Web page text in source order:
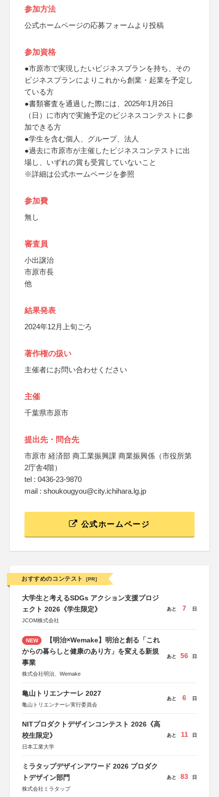
参加方法
公式ホームページの応募フォームより投稿
参加資格
●市原市で実現したいビジネスプランを持ち、その
ビジネスプランによりこれから創業・起業を予定し
ている方
●書類審査を通過した際には、2025年1月26日
（日）に市内で実施予定のビジネスコンテストに参
加できる方
●学生を含む個人、グループ、法人
●過去に市原市が主催したビジネスコンテストに出
場し、いずれの賞も受賞していないこと
※詳細は公式ホームページを参照
参加費
無し
審査員
小出譲治
市原市長
他
結果発表
2024年12月上旬ごろ
著作権の扱い
主催者にお問い合わせください
主催
千葉県市原市
提出先・問合先
市原市 経済部 商工業振興課 商業振興係（市役所第
2庁舎4階）
tel : 0436-23-9870
mail : shoukougyou@city.ichihara.lg.jp
公式ホームページ
おすすめのコンテスト [PR]
大学生と考えるSDGs アクション支援プロジ
ェクト 2026《学生限定》
JCOM株式会社
あと 7 日
NEW
【明治×Wemake】明治と創る「これ
からの暮らしと健康のあり方」を変える新規
事業
株式会社明治、Wemake
あと 56 日
亀山トリエンナーレ 2027
亀山トリエンナーレ実行委員会
あと 6 日
NITプロダクトデザインコンテスト 2026《高
校生限定》
日本工業大学
あと 11 日
ミラタップデザインアワード 2026 プロダク
トデザイン部門
株式会社ミラタップ
あと 83 日